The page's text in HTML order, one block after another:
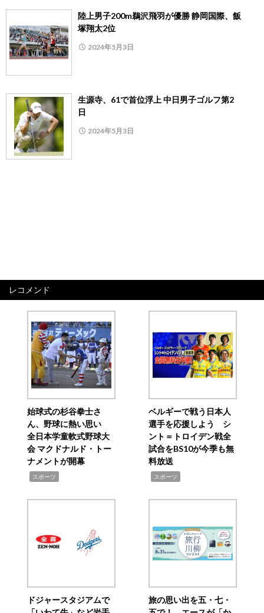
陸上男子200m鵜沢飛羽が優勝 静岡国際、飯
塚翔太2位
2024年5月3日
生源寺、61で首位浮上 中日男子ゴルフ第2
日
2024年5月3日
レコメンド
始球式の杉谷拳士さ
ん、野球に熱い思い
全日本学童軟式野球大
会 マクドナルド・トー
ナメントが開幕
スポーツ
ベルギーで戦う日本人
選手を応援しよう シ
ント＝トロイデン戦全
試合をBS10が今季も無
料放送
スポーツ
ドジャースタジアムで
旅の思い出を五・七・